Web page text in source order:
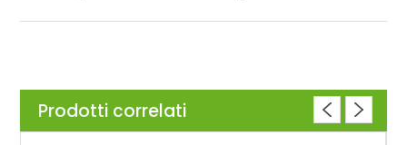
Prodotti correlati